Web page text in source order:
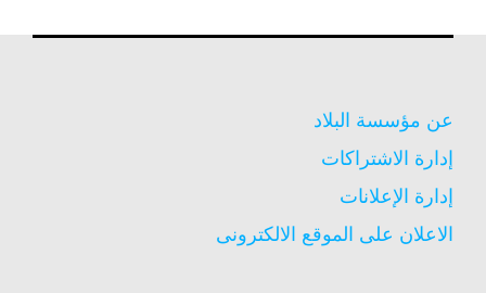
عن مؤسسة البلاد
إدارة الاشتراكات
إدارة الإعلانات
الاعلان على الموقع الالكترونى